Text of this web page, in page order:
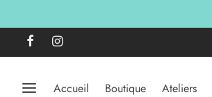
Accueil Boutique Ateliers